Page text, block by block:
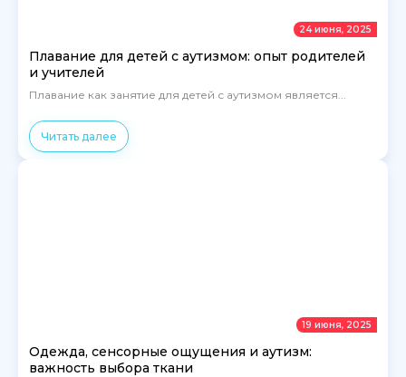
24 июня, 2025
Плавание для детей с аутизмом: опыт родителей
и учителей
Плавание как занятие для детей с аутизмом является...
Читать далее
19 июня, 2025
Одежда, сенсорные ощущения и аутизм:
важность выбора ткани